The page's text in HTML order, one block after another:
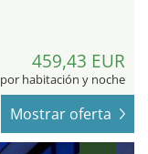
459,43 EUR
por habitación y noche
Mostrar oferta